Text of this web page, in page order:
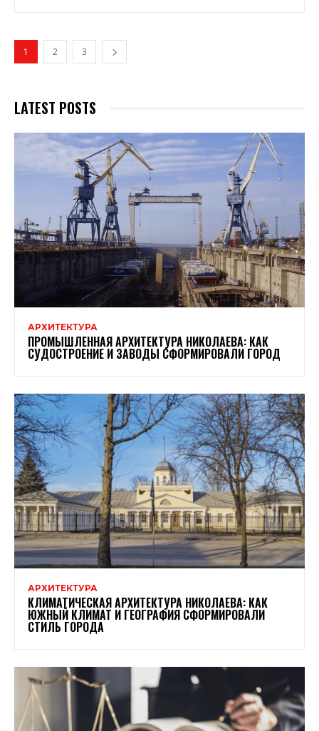
1 2 3
LATEST POSTS
АРХИТЕКТУРА
ПРОМЫШЛЕННАЯ АРХИТЕКТУРА НИКОЛАЕВА: КАК
СУДОСТРОЕНИЕ И ЗАВОДЫ СФОРМИРОВАЛИ ГОРОД
АРХИТЕКТУРА
КЛИМАТИЧЕСКАЯ АРХИТЕКТУРА НИКОЛАЕВА: КАК
ЮЖНЫЙ КЛИМАТ И ГЕОГРАФИЯ СФОРМИРОВАЛИ
СТИЛЬ ГОРОДА